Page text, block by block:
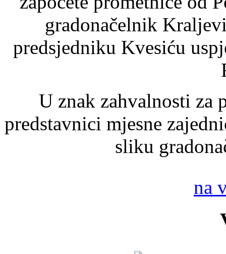
gradonačelnik
predsjedniku Kvesiću
U znak zahvalnosti za
predstavnici mjesne
sliku
na